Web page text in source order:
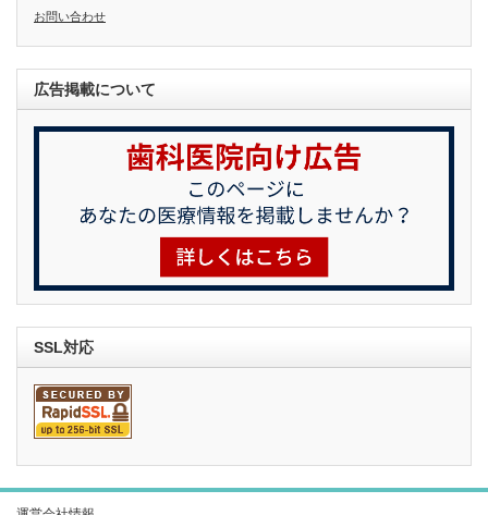
お問い合わせ
広告掲載について
SSL対応